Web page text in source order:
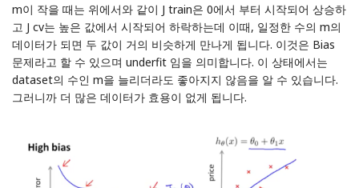
m이 작을 때는 위에서와 같이 J train은 0에서 부터 시작되어 상승하
고 J cv는 높은 값에서 시작되어 하락하는데 이때, 일정한 수의 m의
데이터가 되면 두 값이 거의 비슷하게 만나게 됩니다. 이것은 Bias
문제라고 할 수 있으며 underfit 임을 의미합니다. 이 상태에서는
dataset의 수인 m을 늘리더라도 좋아지지 않음을 알 수 있습니다.
그러니까 더 많은 데이터가 효용이 없게 됩니다.